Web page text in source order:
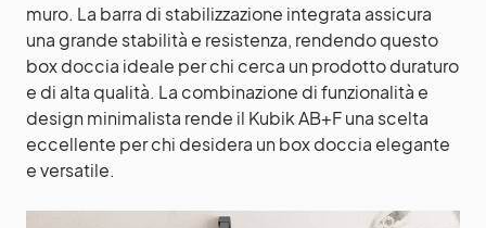
muro. La barra di stabilizzazione integrata assicura
una grande stabilità e resistenza, rendendo questo
box doccia ideale per chi cerca un prodotto duraturo
e di alta qualità. La combinazione di funzionalità e
design minimalista rende il Kubik AB+F una scelta
eccellente per chi desidera un box doccia elegante
e versatile.